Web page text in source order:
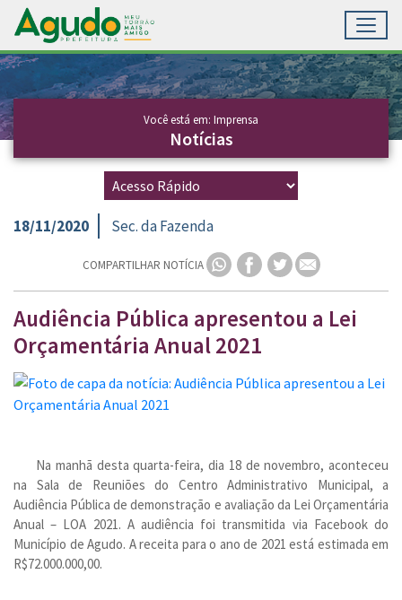
Ir para conteúdo principal
Conteúdo Principal
Você está em: Imprensa
Notícias
18/11/2020 Sec. da Fazenda
COMPARTILHAR NOTÍCIA
Audiência Pública apresentou a Lei
Orçamentária Anual 2021
Na manhã desta quarta-feira, dia 18 de novembro, aconteceu
na Sala de Reuniões do Centro Administrativo Municipal, a
Audiência Pública de demonstração e avaliação da Lei Orçamentária
Anual – LOA 2021. A audiência foi transmitida via Facebook do
Município de Agudo. A receita para o ano de 2021 está estimada em
R$72.000.000,00.